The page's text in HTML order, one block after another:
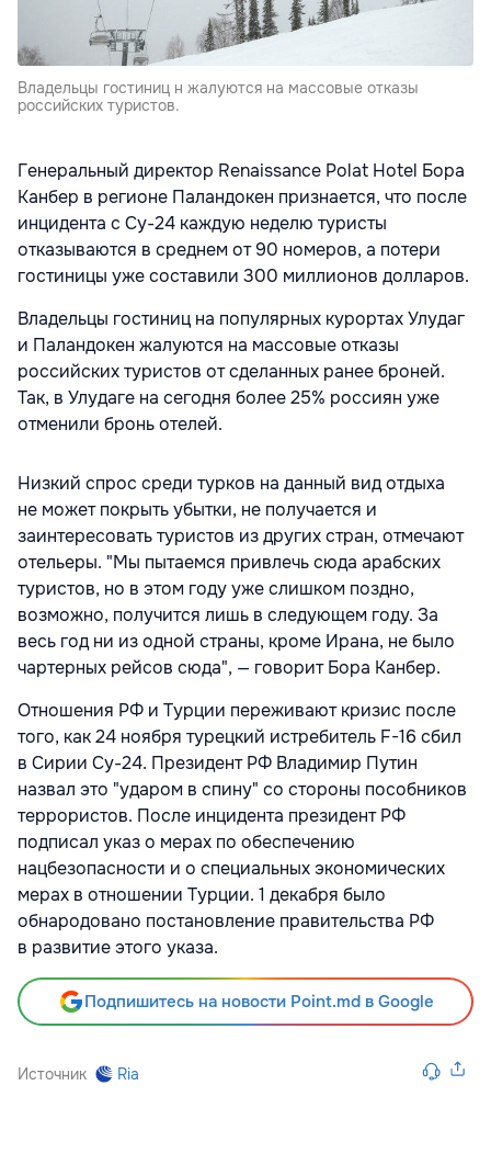
Владельцы гостиниц н жалуются на массовые отказы
российских туристов.
Генеральный директор Renaissance Polat Hotel Бора
Канбер в регионе Паландокен признается, что после
инцидента с Су-24 каждую неделю туристы
отказываются в среднем от 90 номеров, а потери
гостиницы уже составили 300 миллионов долларов.
Владельцы гостиниц на популярных курортах Улудаг
и Паландокен жалуются на массовые отказы
российских туристов от сделанных ранее броней.
Так, в Улудаге на сегодня более 25% россиян уже
отменили бронь отелей.
Низкий спрос среди турков на данный вид отдыха
не может покрыть убытки, не получается и
заинтересовать туристов из других стран, отмечают
отельеры. "Мы пытаемся привлечь сюда арабских
туристов, но в этом году уже слишком поздно,
возможно, получится лишь в следующем году. За
весь год ни из одной страны, кроме Ирана, не было
чартерных рейсов сюда", — говорит Бора Канбер.
Отношения РФ и Турции переживают кризис после
того, как 24 ноября турецкий истребитель F-16 сбил
в Сирии Су-24. Президент РФ Владимир Путин
назвал это "ударом в спину" со стороны пособников
террористов. После инцидента президент РФ
подписал указ о мерах по обеспечению
нацбезопасности и о специальных экономических
мерах в отношении Турции. 1 декабря было
обнародовано постановление правительства РФ
в развитие этого указа.
Подпишитесь на новости Point.md в Google
Источник Ria